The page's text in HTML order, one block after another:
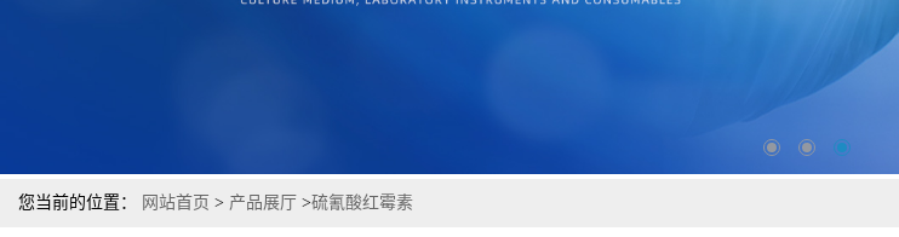
您当前的位置： 网站首页 > 产品展厅 >硫氰酸红霉素